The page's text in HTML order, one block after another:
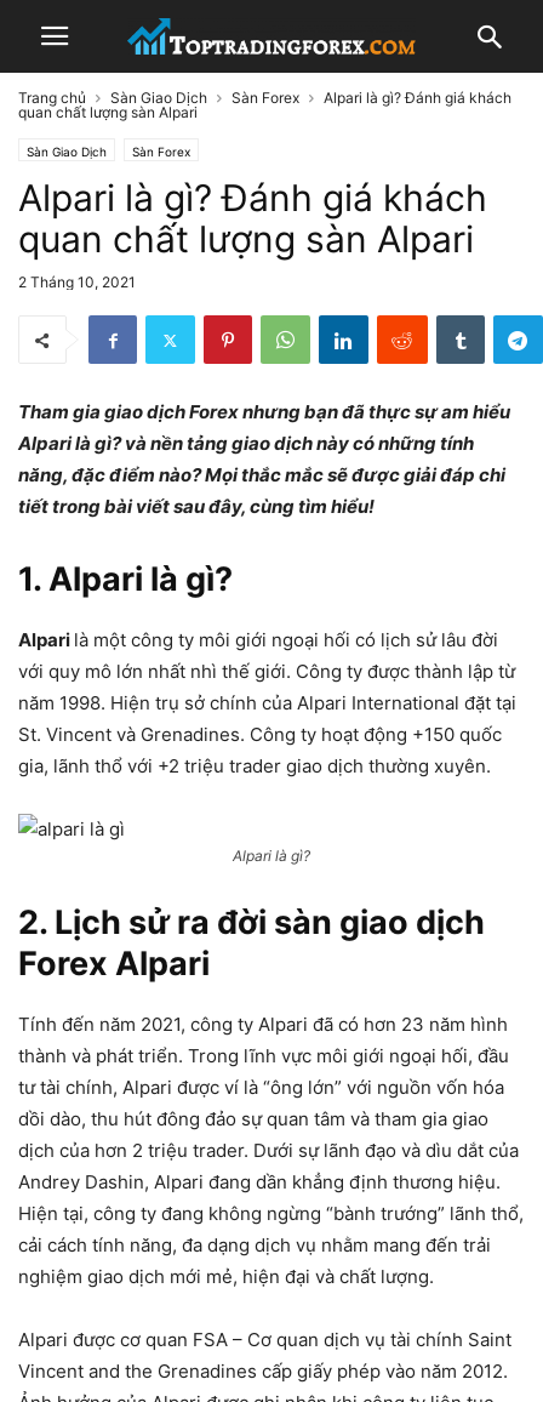
Trang chủ Sàn Giao Dịch Sàn Forex
Alpari là gì? Đánh giá khách
quan chất lượng sàn Alpari
Sàn Giao Dịch Sàn Forex
Alpari là gì? Đánh giá khách
quan chất lượng sàn Alpari
2 Tháng 10, 2021
Tham gia giao dịch Forex nhưng bạn đã thực sự am hiểu
Alpari là gì? và nền tảng giao dịch này có những tính
năng, đặc điểm nào? Mọi thắc mắc sẽ được giải đáp chi
tiết trong bài viết sau đây, cùng tìm hiểu!
1. Alpari là gì?
Alpari là một công ty môi giới ngoại hối có lịch sử lâu đời
với quy mô lớn nhất nhì thế giới. Công ty được thành lập từ
năm 1998. Hiện trụ sở chính của Alpari International đặt tại
St. Vincent và Grenadines. Công ty hoạt động +150 quốc
gia, lãnh thổ với +2 triệu trader giao dịch thường xuyên.
Alpari là gì?
2. Lịch sử ra đời sàn giao dịch
Forex Alpari
Tính đến năm 2021, công ty Alpari đã có hơn 23 năm hình
thành và phát triển. Trong lĩnh vực môi giới ngoại hối, đầu
tư tài chính, Alpari được ví là “ông lớn” với nguồn vốn hóa
dồi dào, thu hút đông đảo sự quan tâm và tham gia giao
dịch của hơn 2 triệu trader. Dưới sự lãnh đạo và dìu dắt của
Andrey Dashin, Alpari đang dần khẳng định thương hiệu.
Hiện tại, công ty đang không ngừng “bành trướng” lãnh thổ,
cải cách tính năng, đa dạng dịch vụ nhằm mang đến trải
nghiệm giao dịch mới mẻ, hiện đại và chất lượng.
Alpari được cơ quan FSA – Cơ quan dịch vụ tài chính Saint
Vincent and the Grenadines cấp giấy phép vào năm 2012.